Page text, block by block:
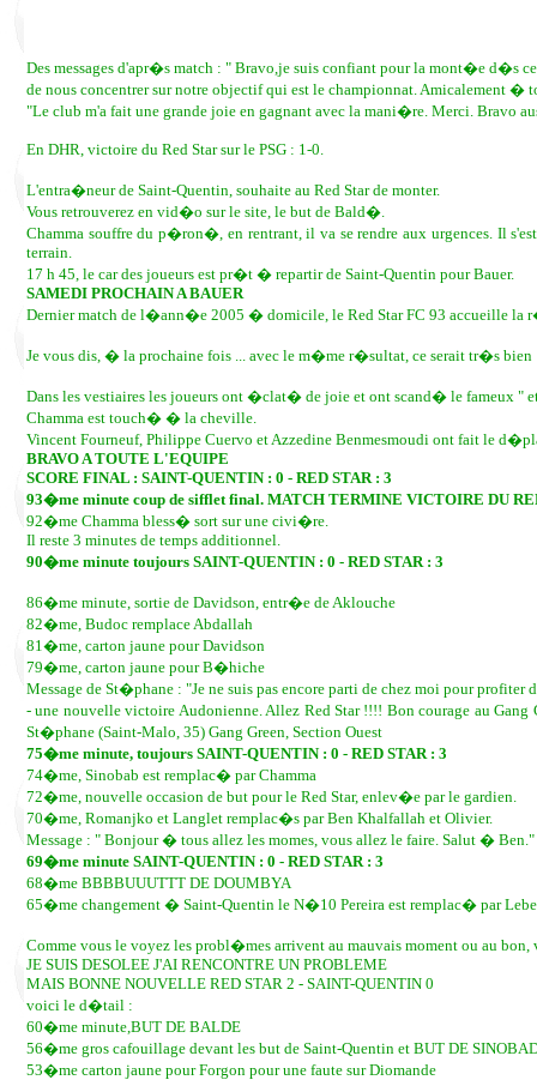
Des messages d'apr�s match : " Bravo,je suis confiant pour la mont�e d�s
de nous concentrer sur notre objectif qui est le championnat. Amicalement �
"Le club m'a fait une grande joie en gagnant avec la mani�re. Merci. Bravo
En DHR, victoire du Red Star sur le PSG : 1-0.
L'entra�neur de Saint-Quentin, souhaite au Red Star de monter.
Vous retrouverez en vid�o sur le site, le but de Bald�.
Chamma souffre du p�ron�, en rentrant, il va se rendre aux urgences. Il
terrain.
17 h 45, le car des joueurs est pr�t � repartir de Saint-Quentin pour Bauer.
SAMEDI PROCHAIN A BAUER
Dernier match de l�ann�e 2005 � domicile, le Red Star FC 93 accueille
Je vous dis, � la prochaine fois ... avec le m�me r�sultat, ce serait tr�s
Dans les vestiaires les joueurs ont �clat� de joie et ont scand� le fameux "
Chamma est touch� � la cheville.
Vincent Fourneuf, Philippe Cuervo et Azzedine Benmesmoudi ont fait le
BRAVO A TOUTE L'EQUIPE
SCORE FINAL : SAINT-QUENTIN : 0 - RED STAR : 3
93�me minute coup de sifflet final. MATCH TERMINE VICTOIRE DU
92�me Chamma bless� sort sur une civi�re.
Il reste 3 minutes de temps additionnel.
90�me minute toujours SAINT-QUENTIN : 0 - RED STAR : 3
86�me minute, sortie de Davidson, entr�e de Aklouche
82�me, Budoc remplace Abdallah
81�me, carton jaune pour Davidson
79�me, carton jaune pour B�hiche
Message de St�phane : "Je ne suis pas encore parti de chez moi pour
- une nouvelle victoire Audonienne. Allez Red Star !!!! Bon courage au
St�phane (Saint-Malo, 35) Gang Green, Section Ouest
75�me minute, toujours SAINT-QUENTIN : 0 - RED STAR : 3
74�me, Sinobab est remplac� par Chamma
72�me, nouvelle occasion de but pour le Red Star, enlev�e par le gardien.
70�me, Romanjko et Langlet remplac�s par Ben Khalfallah et Olivier.
Message : " Bonjour � tous allez les momes, vous allez le faire. Salut �
69�me minute SAINT-QUENTIN : 0 - RED STAR : 3
68�me BBBBUUUTTT DE DOUMBYA
65�me changement � Saint-Quentin le N�10 Pereira est remplac� par
Comme vous le voyez les probl�mes arrivent au mauvais moment ou au
JE SUIS DESOLEE J'AI RENCONTRE UN PROBLEME
MAIS BONNE NOUVELLE RED STAR 2 - SAINT-QUENTIN 0
voici le d�tail :
60�me minute,BUT DE BALDE
56�me gros cafouillage devant les but de Saint-Quentin et BUT DE
53�me carton jaune pour Forgon pour une faute sur Diomande